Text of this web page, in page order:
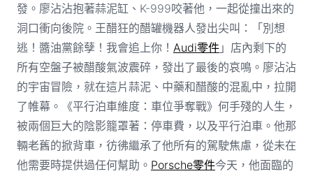
發。廖沾沾抱著蒜泥缸、K-999咬著他，一起從撞出來的
洞口衝向後院。王醋狂的醋罐機器人發出尖叫：「別想
逃！醬油黨餘孽！我會追上你！ Audi零件」店內剩下的
所有空盤子被醋酸氣波震碎，發出了最後的哀鳴。廖沾沾
的宇宙冒險，就在這片蒜泥、中藥和醋酸的混亂中，拉開
了帷幕。《平行泊車維度：車位爭奪戰》何手殘的人生，
被兩個巨大的陰影籠罩著：停車費，以及平行泊車。他那
輛老舊的掀背車，彷彿繼承了他所有的駕駛焦慮，從未在
他需要時提供過任何幫助。 Porsche零件今天，他面臨的